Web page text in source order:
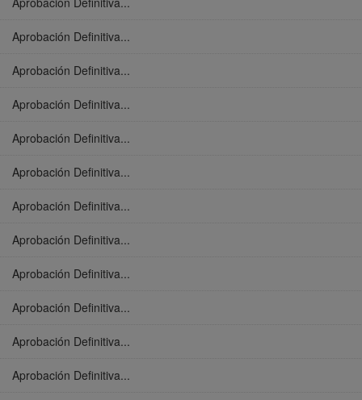
Aprobación Definitiva...
Aprobación Definitiva...
Aprobación Definitiva...
Aprobación Definitiva...
Aprobación Definitiva...
Aprobación Definitiva...
Aprobación Definitiva...
Aprobación Definitiva...
Aprobación Definitiva...
Aprobación Definitiva...
Aprobación Definitiva...